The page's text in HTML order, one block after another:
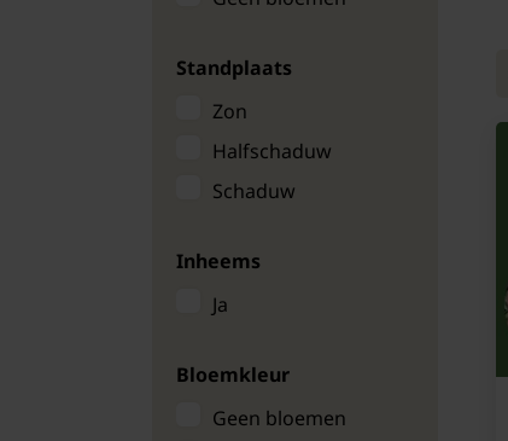
Standplaats
Zon
Halfschaduw
Schaduw
Inheems
Ja
Bloemkleur
Geen bloemen